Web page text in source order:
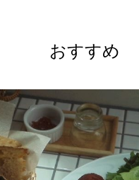
おすすめ